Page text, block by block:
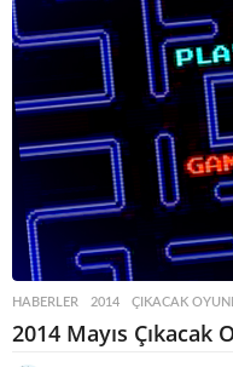
g
o
HABERLER 2014 ,ÇIKACAK
2014 Mayıs Çıkacak